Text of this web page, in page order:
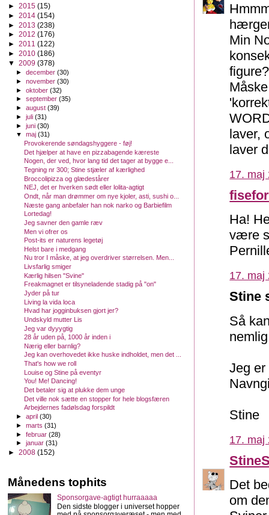
Min
figure?
laver,
laver
17. maj
Ha!
være
17. maj
Stine
Så
Jeg
Stine
17. maj
Det
om
► 2015 (15)
► 2014 (154)
► 2013 (238)
► 2012 (176)
► 2011 (122)
► 2010 (186)
▼ 2009 (378)
►december(30)
►november(30)
►oktober(32)
►september(35)
►august(39)
►juli(31)
►juni(30)
▼maj(31)
Provokerende søndagshyggere - føj!
Det hjælper at have en pizzabagende kæreste
Nogen, der ved, hvor lang tid det tager at bygge e...
Tegning nr 300; Stine stjæler af kærlighed
Broccolipizza og glædestårer
NEJ, det er hverken sødt eller lolita-agtigt
Ondt, når man drømmer om nye kjoler, asti, sushi o...
Næste gang anbefaler han nok narko og Barbiefilm
Lortedag!
Jeg savner den gamle ræv
Men vi ofrer os
Post-its er naturens legetøj
Helst bare i medgang
Nu tror I måske, at jeg overdriver størrelsen. Men...
Livsfarlig smiger
Kærlig hilsen "Svine"
Freakmagnet er tilsyneladende stadig på "on"
Jyder på tur
Living la vida loca
Hvad har jogginbuksen gjort jer?
Undskyld mutter Lis
Jeg var dyyygtig
28 år uden på, 1000 år inden i
Nærig eller barnlig?
Jeg kan overhovedet ikke huske indholdet, men det ...
That's how we roll
Louise og Stine på eventyr
You! Me! Dancing!
Det betaler sig at plukke dem unge
Det ville nok sætte en stopper for hele blogsfæren
Arbejdernes fadølsdag forspildt
►april(30)
►marts(31)
►februar(28)
►januar(31)
► 2008 (152)
Månedens tophits
Sponsorgave-agtigt hurraaaaa
Den sidste blogger i universet hopper